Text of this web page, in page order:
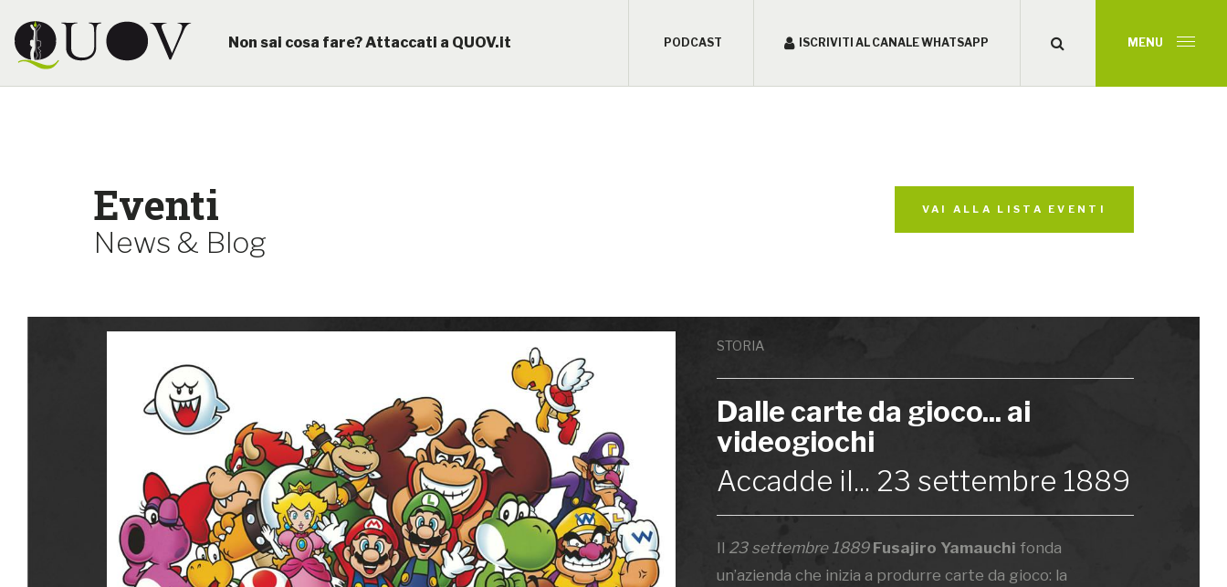
Non sai cosa fare? Attaccati a QUOV.it PODCAST ISCRIVITI AL CANALE WHATSAPP MENU
Eventi VAI ALLA LISTA EVENTI
News & Blog
STORIA
Dalle carte da gioco... ai
videogiochi
Accadde il... 23 settembre 1889
Il 23 settembre 1889 Fusajiro Yamauchi fonda
un’azienda che inizia a produrre carte da gioco: la